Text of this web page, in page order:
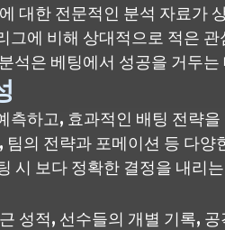
대한 전문적인 분석 자료가
그에 비해 상대적으로 적은
석은 베팅에서 성공을 거두
측하고, 효과적인 배팅 전략
의 전략과 포메이션 등 다양
시 보다 정확한 결정을 내리
성적, 선수들의 개별 기록,